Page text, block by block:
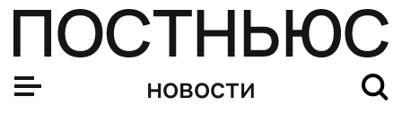
новости
ВСУ обстреливают Васильевку в Запорожской области